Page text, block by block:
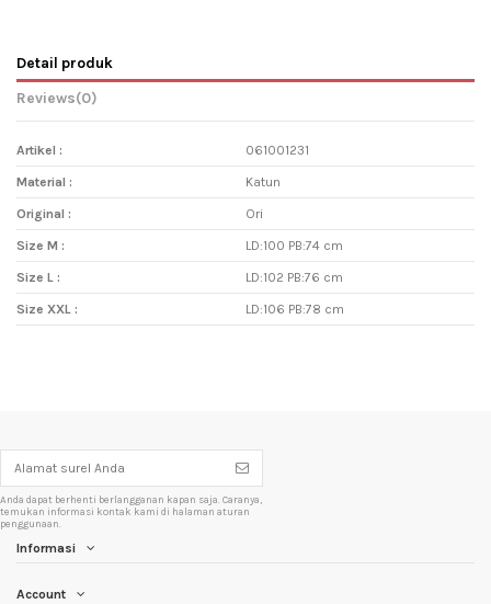
Detail produk
Reviews(0)
Artikel : 061001231
Material : Katun
Original : Ori
Size M : LD:100 PB:74 cm
Size L : LD:102 PB:76 cm
Size XXL : LD:106 PB:78 cm
Anda dapat berhenti berlangganan kapan saja. Caranya,
temukan informasi kontak kami di halaman aturan
penggunaan.
Informasi
Account